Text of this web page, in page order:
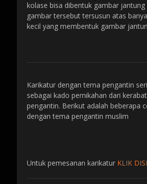
kolase bisa dibentuk gambar
gambar tersebut tersusun atas
kecil yang membentuk gambar
Karikatur dengan tema pengantin
sebagai kado pernikahan dari
pengantin. Berikut adalah beberapa
dengan tema pengantin muslim
Untuk pemesanan karikatur KLIK